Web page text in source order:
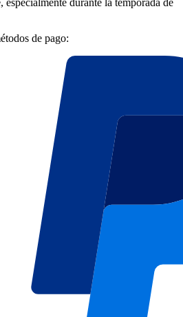
especialmente durante la temporada de
de pago: